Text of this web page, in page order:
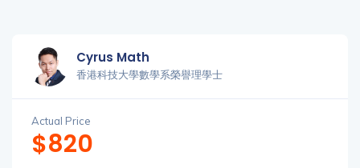
Cyrus Math
香港科技大學數學系榮譽理學士
Actual Price
$820